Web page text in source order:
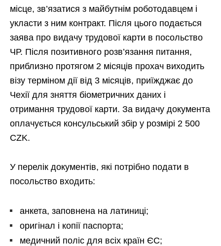
місце, зв’язатися з майбутнім роботодавцем і
укласти з ним контракт. Після цього подається
заява про видачу трудової карти в посольство
ЧР. Після позитивного розв’язання питання,
приблизно протягом 2 місяців прохач виходить
візу терміном дії від 3 місяців, приїжджає до
Чехії для зняття біометричних даних і
отримання трудової карти. За видачу документа
оплачується консульський збір у розмірі 2 500
CZK.
У перелік документів, які потрібно подати в
посольство входить:
анкета, заповнена на латиниці;
оригінал і копії паспорта;
медичний поліс для всіх країн ЄС;